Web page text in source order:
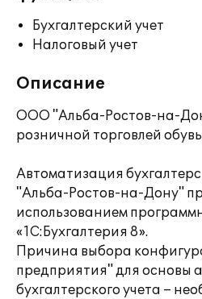
Бухгалтерский учет
Налоговый учет
Описание
ООО "Альба-Ростов-на-
розничной торговлей
Автоматизация
"Альба-Ростов-на-Дону"
использованием
«1С:Бухгалтерия 8».
Причина выбора
предприятия" для основы
бухгалтерского учета –